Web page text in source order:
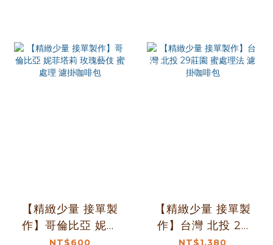
【精緻少量 接單製
作】哥倫比亞 妮菲
塔莉 玫瑰藝伎 蜜處
NT$600
【精緻少量 接單製
作】台灣 北投 29
莊園 蜜處理法 濾掛
NT$1,380